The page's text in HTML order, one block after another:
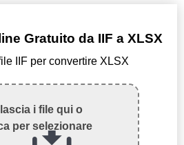
Gratuito da IIF a XLSX
IIF per convertire XLSX
i file qui o
per selezionare